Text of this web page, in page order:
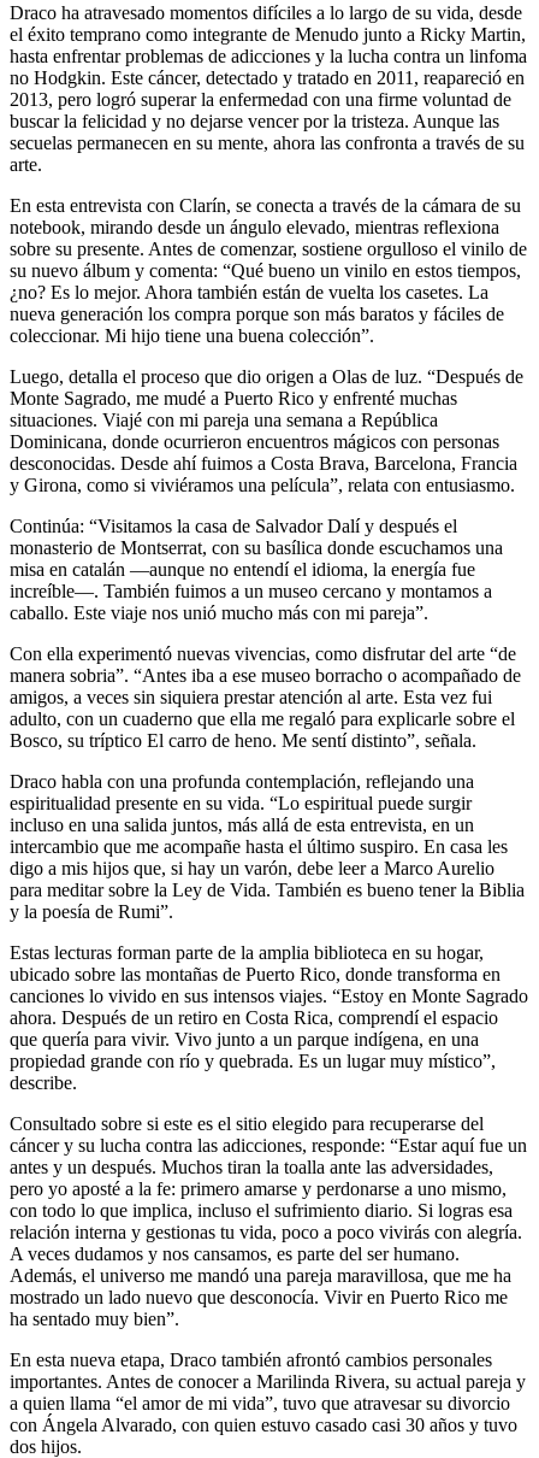
Draco ha atravesado momentos difíciles a lo largo de su vida, desde
el éxito temprano como integrante de Menudo junto a Ricky Martin,
hasta enfrentar problemas de adicciones y la lucha contra un linfoma
no Hodgkin. Este cáncer, detectado y tratado en 2011, reapareció en
2013, pero logró superar la enfermedad con una firme voluntad de
buscar la felicidad y no dejarse vencer por la tristeza. Aunque las
secuelas permanecen en su mente, ahora las confronta a través de su
arte.
En esta entrevista con Clarín, se conecta a través de la cámara de su
notebook, mirando desde un ángulo elevado, mientras reflexiona
sobre su presente. Antes de comenzar, sostiene orgulloso el vinilo de
su nuevo álbum y comenta: “Qué bueno un vinilo en estos tiempos,
¿no? Es lo mejor. Ahora también están de vuelta los casetes. La
nueva generación los compra porque son más baratos y fáciles de
coleccionar. Mi hijo tiene una buena colección”.
Luego, detalla el proceso que dio origen a Olas de luz. “Después de
Monte Sagrado, me mudé a Puerto Rico y enfrenté muchas
situaciones. Viajé con mi pareja una semana a República
Dominicana, donde ocurrieron encuentros mágicos con personas
desconocidas. Desde ahí fuimos a Costa Brava, Barcelona, Francia
y Girona, como si viviéramos una película”, relata con entusiasmo.
Continúa: “Visitamos la casa de Salvador Dalí y después el
monasterio de Montserrat, con su basílica donde escuchamos una
misa en catalán —aunque no entendí el idioma, la energía fue
increíble—. También fuimos a un museo cercano y montamos a
caballo. Este viaje nos unió mucho más con mi pareja”.
Con ella experimentó nuevas vivencias, como disfrutar del arte “de
manera sobria”. “Antes iba a ese museo borracho o acompañado de
amigos, a veces sin siquiera prestar atención al arte. Esta vez fui
adulto, con un cuaderno que ella me regaló para explicarle sobre el
Bosco, su tríptico El carro de heno. Me sentí distinto”, señala.
Draco habla con una profunda contemplación, reflejando una
espiritualidad presente en su vida. “Lo espiritual puede surgir
incluso en una salida juntos, más allá de esta entrevista, en un
intercambio que me acompañe hasta el último suspiro. En casa les
digo a mis hijos que, si hay un varón, debe leer a Marco Aurelio
para meditar sobre la Ley de Vida. También es bueno tener la Biblia
y la poesía de Rumi”.
Estas lecturas forman parte de la amplia biblioteca en su hogar,
ubicado sobre las montañas de Puerto Rico, donde transforma en
canciones lo vivido en sus intensos viajes. “Estoy en Monte Sagrado
ahora. Después de un retiro en Costa Rica, comprendí el espacio
que quería para vivir. Vivo junto a un parque indígena, en una
propiedad grande con río y quebrada. Es un lugar muy místico”,
describe.
Consultado sobre si este es el sitio elegido para recuperarse del
cáncer y su lucha contra las adicciones, responde: “Estar aquí fue un
antes y un después. Muchos tiran la toalla ante las adversidades,
pero yo aposté a la fe: primero amarse y perdonarse a uno mismo,
con todo lo que implica, incluso el sufrimiento diario. Si logras esa
relación interna y gestionas tu vida, poco a poco vivirás con alegría.
A veces dudamos y nos cansamos, es parte del ser humano.
Además, el universo me mandó una pareja maravillosa, que me ha
mostrado un lado nuevo que desconocía. Vivir en Puerto Rico me
ha sentado muy bien”.
En esta nueva etapa, Draco también afrontó cambios personales
importantes. Antes de conocer a Marilinda Rivera, su actual pareja y
a quien llama “el amor de mi vida”, tuvo que atravesar su divorcio
con Ángela Alvarado, con quien estuvo casado casi 30 años y tuvo
dos hijos.